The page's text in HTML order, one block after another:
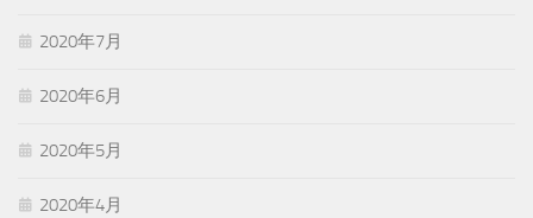
2020年7月
2020年6月
2020年5月
2020年4月